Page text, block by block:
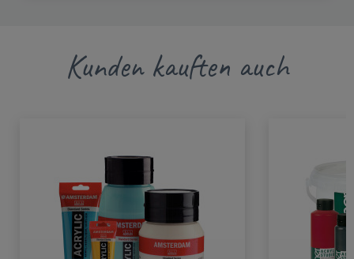
Kunden kauften auch